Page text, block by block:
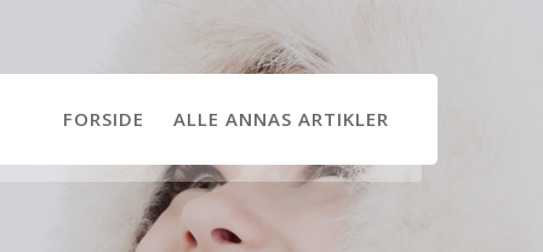
FORSIDE ALLE ANNAS ARTIKLER